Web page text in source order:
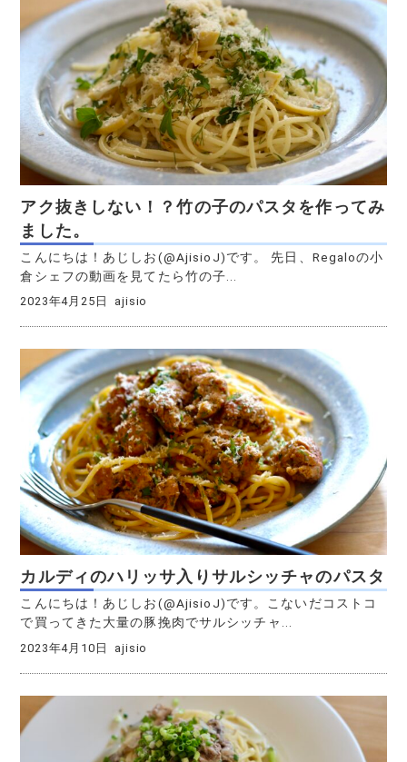
アク抜きしない！？竹の子のパスタを作ってみ
ました。
こんにちは！あじしお(@AjisioJ)です。 先日、Regaloの小
倉シェフの動画を見てたら竹の子...
2023年4月25日 ajisio
カルディのハリッサ入りサルシッチャのパスタ
こんにちは！あじしお(@AjisioJ)です。こないだコストコ
で買ってきた大量の豚挽肉でサルシッチャ...
2023年4月10日 ajisio